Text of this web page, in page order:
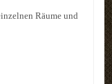
Räume und